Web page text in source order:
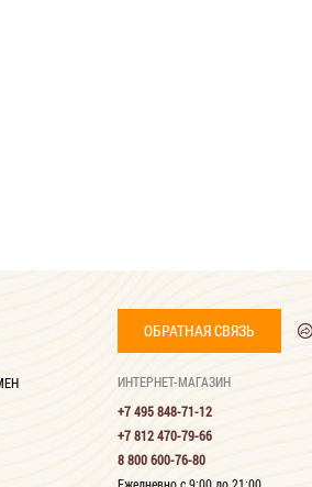
ОБРАТНАЯ СВЯЗЬ
ИНТЕРНЕТ-МАГАЗИН
+7 495 848-71-12
+7 812 470-79-66
8 800 600-76-80